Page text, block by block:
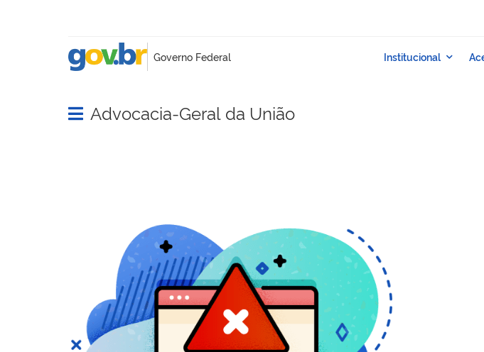
Abrir menu principal de navegação
Advocacia-Geral da União